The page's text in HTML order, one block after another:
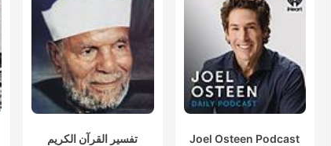
تفسير القرآن الكريم Joel Osteen Podcast